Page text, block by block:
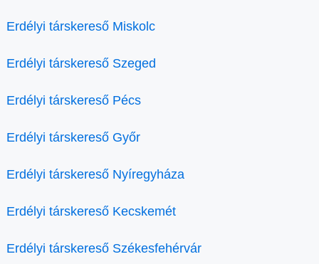
Erdélyi társkereső Miskolc
Erdélyi társkereső Szeged
Erdélyi társkereső Pécs
Erdélyi társkereső Győr
Erdélyi társkereső Nyíregyháza
Erdélyi társkereső Kecskemét
Erdélyi társkereső Székesfehérvár